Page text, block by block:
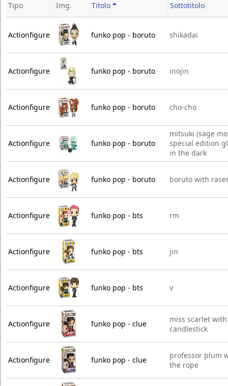
Tipo Img. Titolo Sottotitolo
Actionfigure funko pop - boruto shikadai
Actionfigure funko pop - boruto inojin
Actionfigure funko pop - boruto cho-cho
Actionfigure funko pop - boruto
mitsuki (sage
special edition
in the dark
Actionfigure funko pop - boruto boruto with
Actionfigure funko pop - bts rm
Actionfigure funko pop - bts jin
Actionfigure funko pop - bts v
Actionfigure funko pop - clue
miss scarlet
candlestick
Actionfigure funko pop - clue
professor plum
the rope